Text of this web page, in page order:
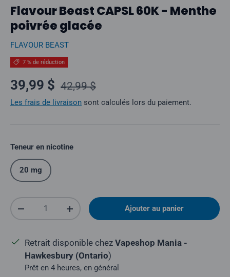
Flavour Beast CAPSL 60K - Menthe
poivrée glacée
FLAVOUR BEAST
7 % de réduction
Prix soldé
39,99 $ Prix normal
42,99 $
Les frais de livraison sont calculés lors du paiement.
Teneur en nicotine
20 mg
Quantité
Réduire la quantitéAugmenter la quantitéAjouter au panier
Retrait disponible chez Vapeshop Mania -
Hawkesbury (Ontario)
Prêt en 4 heures, en général